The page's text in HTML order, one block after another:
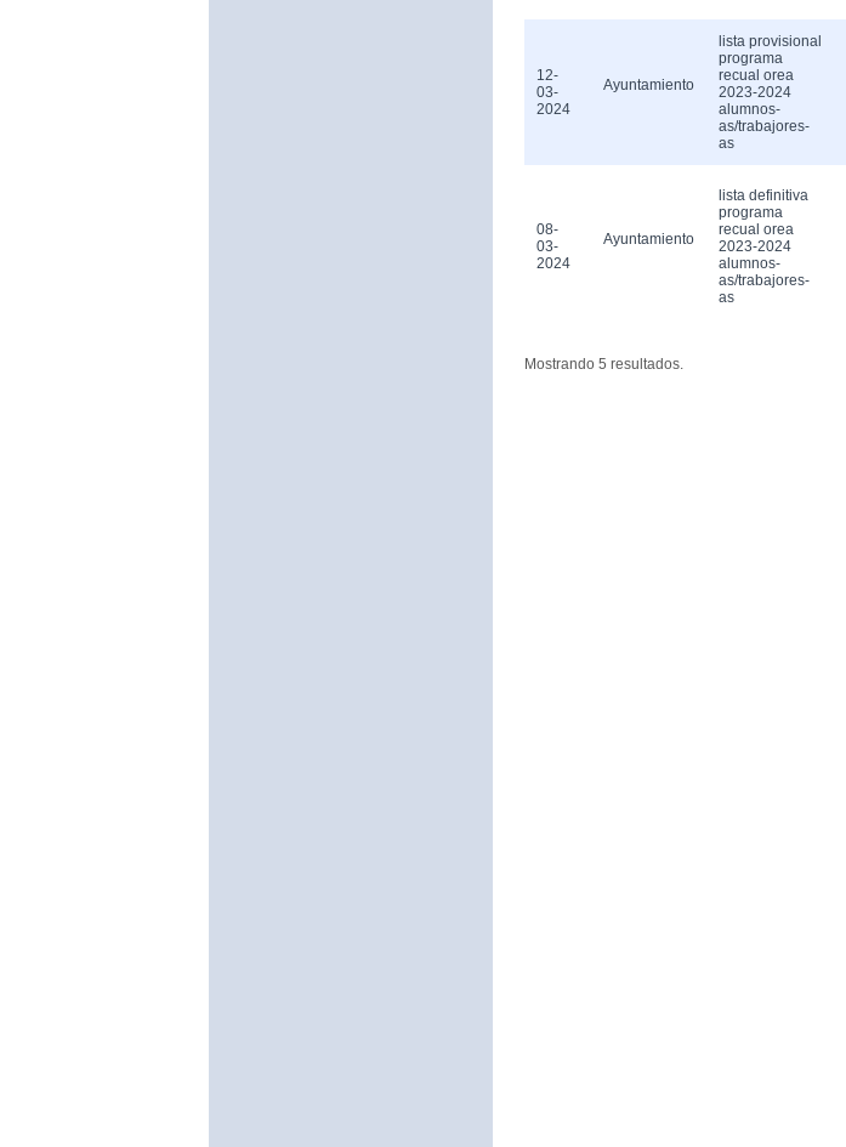
12-
03-
2024
Ayuntamiento
lista provisional
programa
recual orea
2023-2024
alumnos-
as/trabajores-
as
08-
03-
2024
Ayuntamiento
lista definitiva
programa
recual orea
2023-2024
alumnos-
as/trabajores-
as
Mostrando 5 resultados.